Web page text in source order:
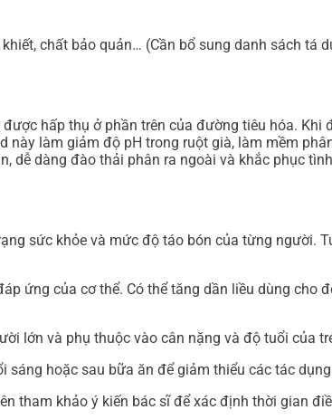
chất bảo quản… (Cần bổ sung danh sách tá
hấp thụ ở phần trên của đường tiêu hóa. Khi
làm giảm độ pH trong ruột già, làm mềm
dàng đào thải phân ra ngoài và khắc phục
sức khỏe và mức độ táo bón của từng người.
ứng của cơ thể. Có thể tăng dần liều dùng cho
lớn và phụ thuộc vào cân nặng và độ tuổi của
hoặc sau bữa ăn để giảm thiểu các tác
tham khảo ý kiến bác sĩ để xác định thời gian